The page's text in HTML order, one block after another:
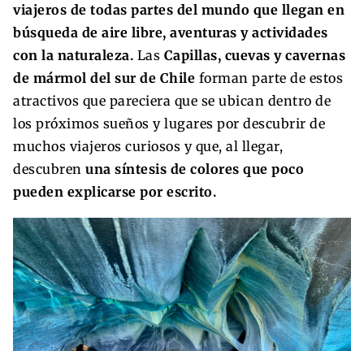
viajeros de todas partes del mundo que llegan en
búsqueda de aire libre, aventuras y actividades
con la naturaleza. Las Capillas, cuevas y cavernas
de mármol del sur de Chile forman parte de estos
atractivos que pareciera que se ubican dentro de
los próximos sueños y lugares por descubrir de
muchos viajeros curiosos y que, al llegar,
descubren una síntesis de colores que poco
pueden explicarse por escrito.